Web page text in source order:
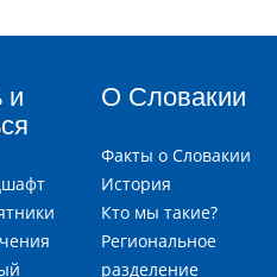
и
О Словакии
Факты о Словакии
История
Кто мы такие?
Региональное
разделение